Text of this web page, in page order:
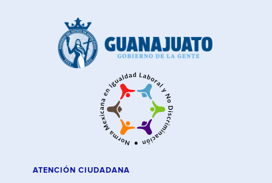
ATENCIÓN CIUDADANA